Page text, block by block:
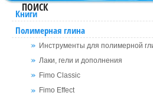
ПОИСК
Книги
Полимерная глина
Инструменты для полимерной
Лаки, гели и дополнения
Fimo Classic
Fimo Effect